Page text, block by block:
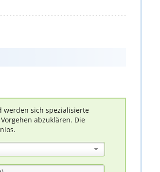
werden sich spezialisierte
abzuklären. Die